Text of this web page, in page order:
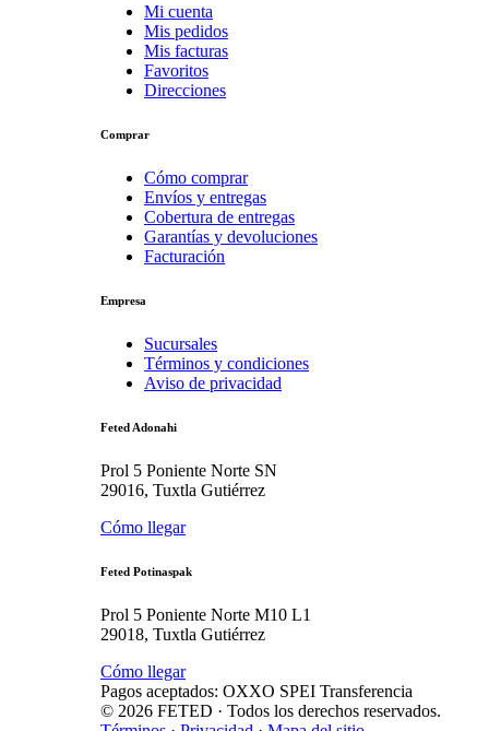
Mi cuenta
Mis pedidos
Mis facturas
Favoritos
Direcciones
Comprar
Cómo comprar
Envíos y entregas
Cobertura de entregas
Garantías y devoluciones
Facturación
Empresa
Sucursales
Términos y condiciones
Aviso de privacidad
Feted Adonahi
Prol 5 Poniente Norte SN
29016, Tuxtla Gutiérrez
Cómo llegar
Feted Potinaspak
Prol 5 Poniente Norte M10 L1
29018, Tuxtla Gutiérrez
Cómo llegar
Pagos aceptados: OXXO SPEI Transferencia
© 2026 FETED · Todos los derechos reservados.